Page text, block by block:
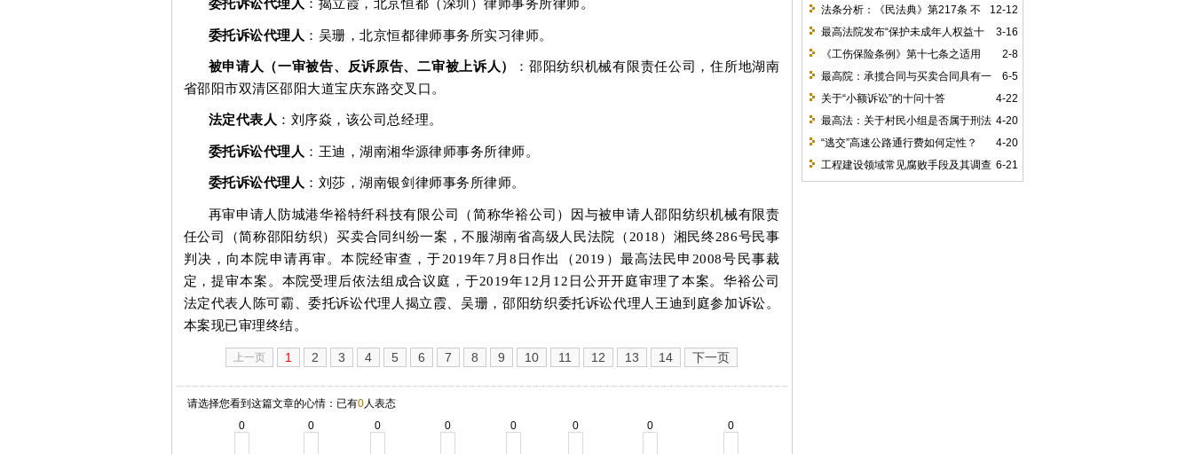
委托诉讼代理人 ：揭立霞，北京恒都（深圳）律师事务所律师。
委托诉讼代理人 ：吴珊，北京恒都律师事务所实习律师。
被申请人（一审被告、反诉原告、二审被上诉人）
：邵阳纺织机械有限责任公司，住所地湖南
省邵阳市双清区邵阳大道宝庆东路交叉口。
法定代表人 ：刘序焱，该公司总经理。
委托诉讼代理人 ：王迪，湖南湘华源律师事务所律师。
委托诉讼代理人 ：刘莎，湖南银剑律师事务所律师。
再审申请人防城港华裕特纤科技有限公司（简称华裕公司）因与被申请人邵阳纺织机械有限责
任公司（简称邵阳纺织）买卖合同纠纷一案，不服湖南省高级人民法院（ 2018 ）湘民终286号民事
判决，向本院申请再审。本院经审查，于2019年7 月 8 日作出（ 2019 ）最高法民申 2008号民事裁
定，提审本案。本院受理后依法组成合议庭，于2019年12 月 12 日公开开庭审理了本案。华裕公司
法定代表人陈可霸、委托诉讼代理人揭立霞、吴珊，邵阳纺织委托诉讼代理人王迪到庭参加诉讼。
本案现已审理终结。
上一页 1 2 3 4 5 6 7 8 9 10 11 12 13 14 下一页
请选择您看到这篇文章的心情：已有0人表态
0
0 0 0 0 0 0 0
区别在哪儿？
12-12
法条分析：《民法典》第217条 不
动产登记簿与不动产权属证书的关系
3-16
最高法院发布“保护未成年人权益十
大优秀案例”
2-8
《工伤保险条例》第十七条之适用
6-5
最高院：​承揽合同与买卖合同具有一
定的相似性，但亦在六个方面存在主要区
别
4-22
关于“小额诉讼”的十问十答
4-20
最高法：关于村民小组是否属于刑法
第二百七十二条规定的“其他单位”问题的
研究意见
4-20
“逃交”高速公路通行费如何定性？
6-21
工程建设领域常见腐败手段及其调查